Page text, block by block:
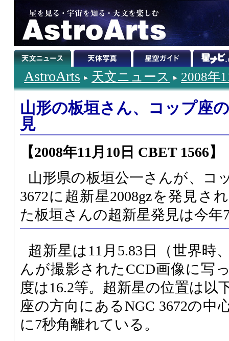
AstroArts 天文ニュース 2008年
山形の板垣さん、コップ座
見
【2008年11月10日 CBET 1566】
山形県の板垣公一さんが、コ
3672に超新星2008gzを発見さ
た板垣さんの超新星発見は今年
超新星は11月5.83日（世界時
んが撮影されたCCD画像に写
度は16.2等。超新星の位置は以
座の方向にあるNGC 3672の中
に7秒角離れている。